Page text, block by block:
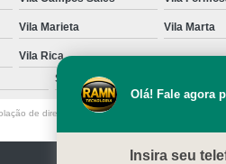
Vila Marieta Vila Marta
Vila Rica
São Caetano do Sul
de direito autoral – artigo 184 do Código Penal
Olá! Fale agora
Insira seu